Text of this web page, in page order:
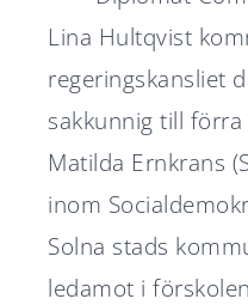
Lina Hultqvist
regeringskansliet
sakkunnig till
Matilda Ernkrans
inom
Solna stads
ledamot i